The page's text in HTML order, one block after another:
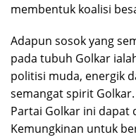
membentuk koalisi
Adapun sosok yang
pada tubuh Golkar
politisi muda, energik
semangat spirit
Partai Golkar ini dapat
Kemungkinan untuk